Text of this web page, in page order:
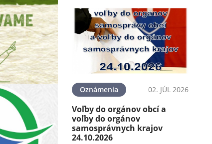
Oznámenia 02. JÚL 2026
Voľby do orgánov obcí a
voľby do orgánov
samosprávnych krajov
24.10.2026